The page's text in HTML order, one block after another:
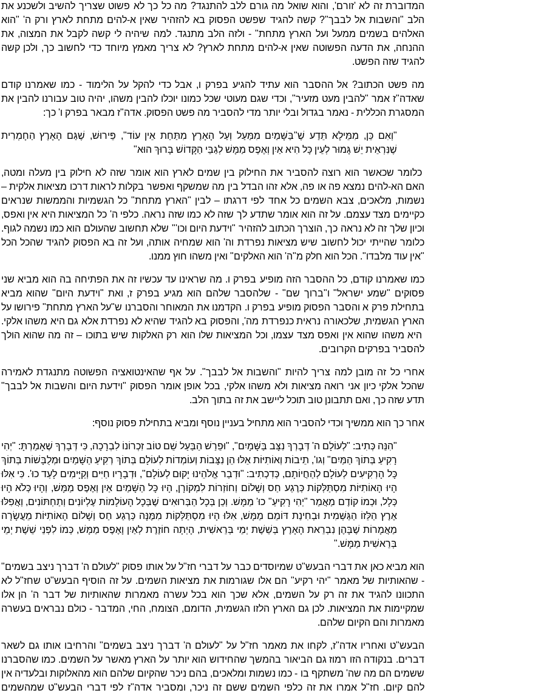
המדוברת זה לא 'זורם', והוא שואל מה גורם ללב להתנגד? מה כל כך לא פשוט שצריך להשיב ולשכנע את
הלב "והשבות אל לבבך"? קשה להגיד שפשט הפסוק בא להזהיר שאין א-להים מתחת לארץ ורק ה' "הוא
האלהים בשמים ממעל ועל הארץ מתחת" - ולזה הלב מתנגד. למה שיהיה לי קשה לקבל את המצוה, את
ההנחה, את הדעה הפשוטה שאין א-להים מתחת לארץ? לא צריך מאמץ מיוחד כדי לחשוב כך, ולכן קשה
להגיד שזה הפשט.
מה פשט הכתוב? אל ההסבר הוא עתיד להגיע בפרק ו, אבל כדי להקל על הלימוד - כמו שאמרנו קודם
שאדה"ז אמר "להבין מעט מזעיר", וכדי שגם מעוטי שכל כמונו יוכלו להבין משהו, יהיה טוב עבורנו להבין את
המסגרת הכללית - נאמר בגדול ובלי יותר מדי להסביר מה פשט הפסוק. אדה"ז מבאר בפרק ו' כך:
"וְאִם כֵּן, מִמֵּילָא תֵּדַע שֶׁ"בַּשָּׁמַיִם מִמַּעַל וְעַל הָאָרֶץ מִתַּחַת אֵין עוֹד", פֵּירוּשׁ, שֶׁגַּם הָאָרֶץ הַחָמְרִית
שֶׁנִּרְאֵית יֵשׁ גָּמוּר לְעֵין כָּל הִיא אַיִן וְאֶפֶס מַמָּשׁ לְגַבֵּי הַקָּדוֹשׁ בָּרוּךְ הוּא"
כלומר שכאשר הוא רוצה להסביר את החילוק בין שמים לארץ הוא אומר שזה לא חילוק בין מעלה ומטה,
האם הא-להים נמצא פה או פה, אלא זהו הבדל בין מה שמשקף ואפשר בקלות לראות דרכו מציאות אלקית –
נשמות, מלאכים, צבא השמים כל אחד לפי דרגתו – לבין "הארץ מתחת" כל הגשמיות והממשות שנראים
כקיימים מצד עצמם. על זה הוא אומר שתדע לך שזה לא כמו שזה נראה. כלפי ה' כל המציאות היא אין ואפס,
וכיון שלך זה לא נראה כך, הוצרך הכתוב להזהיר "וידעת היום וכו'" שלא תחשוב שהעולם הוא כמו נשמה לגוף.
כלומר שהייתי יכול לחשוב שיש מציאות נפרדת וה' הוא שמחיה אותה, ועל זה בא הפסוק להגיד שהכל הכל
"אין עוד מלבדו". הכל הוא חלק מ"ה' הוא האלקים" ואין משהו חוץ ממנו.
כמו שאמרנו קודם, כל ההסבר הזה מופיע בפרק ו. מה שראינו עד עכשיו זה את הפתיחה בה הוא מביא שני
פסוקים "שמע ישראל" ו"ברוך שם" - שלהסבר שלהם הוא מגיע בפרק ז, ואת "וידעת היום" שהוא מביא
בתחילת פרק א והסבר הפסוק מופיע בפרק ו. הקדמנו את המאוחר והסברנו ש"על הארץ מתחת" פירושו על
הארץ הגשמית, שלכאורה נראית כנפרדת מה', והפסוק בא להגיד שהיא לא נפרדת אלא גם היא משהו אלקי.
היא משהו שהוא אין ואפס מצד עצמו, וכל המציאות שלו הוא רק האלקות שיש בתוכו – זה מה שהוא הולך
להסביר בפרקים הקרובים.
אחרי כל זה מובן למה צריך להיות "והשבות אל לבבך". על אף שהאינטואציה הפשוטה מתנגדת לאמירה
שהכל אלקי כיון אני רואה מציאות ולא משהו אלקי, בכל אופן אומר הפסוק "וידעת היום והשבות אל לבבך"
תדע שזה כך, ואם תתבונן טוב תוכל ליישב את זה בתוך הלב.
אחר כך הוא ממשיך וכדי להסביר הוא מתחיל בעניין נוסף ומביא בתחילת פסוק נוסף:
"הִנֵּה כְּתִיב: "לְעוֹלָם ה' דְּבָרְךָ נִצָּב בַּשָּׁמָיִם", "וּפֵרַשׁ הַבַּעַל שֵׁם טוֹב זִכְרוֹנוֹ לִבְרָכָה, כִּי דְּבָרְךָ שֶׁאָמַרְתָּ: "יְהִי
רָקִיעַ בְּתוֹךְ הַמַּיִם" וְגו', תֵיבוֹת וְאוֹתִיּוֹת אֵלּוּ הֵן נִצָּבוֹת וְעוֹמְדוֹת לְעוֹלָם בְּתוֹךְ רְקִיעַ הַשָּׁמַיִם וּמְלֻבָּשׁוֹת בְּתוֹךְ
כָּל הָרְקִיעִים לְעוֹלָם לְהַחֲיוֹתָם, כְּדִכְתִיב: "וּדְבַר אֱלֹהֵינוּ יָקוּם לְעוֹלָם", וּדְבָרָיו חַיִּים וְקַיָּימִים לָעַד כוּ'. כִּי אִלּוּ
הָיוּ הָאוֹתִיּוֹת מִסְתַּלְּקוֹת כְּרֶגַע חַס וְשָׁלוֹם וְחוֹזְרוֹת לִמְקוֹרָן, הָיוּ כָּל הַשָּׁמַיִם אַיִן וְאֶפֶס מַמָּשׁ, וְהָיוּ כְּלֹא הָיוּ
כְּלָל, וּכְמוֹ קוֹדֶם מַאֲמַר "יְהִי רָקִיעַ" כוּ' מַמָּשׁ. וְכֵן בְּכָל הַבְּרוּאִים שֶׁבְּכָל הָעוֹלָמוֹת עֶלְיוֹנִים וְתַחְתּוֹנִים, וְאֲפִלּוּ
אֶרֶץ הַלֵּזוֹ הַגַּשְּׁמִית וּבְחִינַת דּוֹמֵם מַמָּשׁ, אִלּוּ הָיוּ מִסְתַּלְּקוֹת מִמֶּנָּה כְּרֶגַע חַס וְשָׁלוֹם הָאוֹתִיּוֹת מֵעֲשָׂרָה
מַאֲמָרוֹת שֶׁבָּהֶן נִבְרֵאת הָאָרֶץ בְּשֵׁשֶׁת יְמֵי בְּרֵאשִׁית, הָיְתָה חוֹזֶרֶת לְאַיִן וָאֶפֶס מַמָּשׁ, כְּמוֹ לִפְנֵי שֵׁשֶׁת יְמֵי
בְּרֵאשִׁית מַמָּשׁ."
הוא מביא כאן את דברי הבעש"ט שמיוסדים כבר על דברי חז"ל על אותו פסוק "לעולם ה' דברך ניצב בשמים"
- שהאותיות של מאמר "יהי רקיע" הם אלו שגורמות את מציאות השמים. על זה הוסיף הבעש"ט שחז"ל לא
התכוונו להגיד את זה רק על השמים, אלא שכך הוא בכל עשרה מאמרות שהאותיות של דבר ה' הן אלו
שמקיימות את המציאות. לכן גם הארץ הלזו הגשמית, הדומם, הצומח, החי, המדבר - כולם נבראים בעשרה
מאמרות והם הקיום שלהם.
הבעש"ט ואחריו אדה"ז, לקחו את מאמר חז"ל על "לעולם ה' דברך ניצב בשמים" והרחיבו אותו גם לשאר
דברים. בנקודה הזו רמוז גם הביאור בהמשך שהחידוש הוא יותר על הארץ מאשר על השמים. כמו שהסברנו
ששמים הם מה שה' משתקף בו - כמו נשמות ומלאכים, בהם ניכר שהקיום שלהם הוא מהאלוקות ובלעדיה אין
להם קיום. חז"ל אמרו את זה כלפי השמים ששם זה ניכר, ומסביר אדה"ז לפי דברי הבעש"ט שמהשמים